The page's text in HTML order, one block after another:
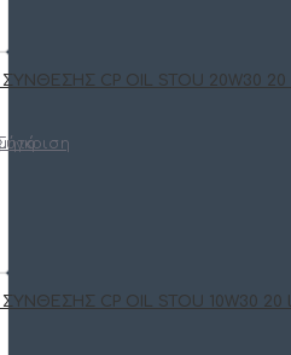
ΣΥΝΘΕΣΗΣ CP OIL STOU 20W30
ΣΥΝΘΕΣΗΣ CP OIL STOU 10W30 20